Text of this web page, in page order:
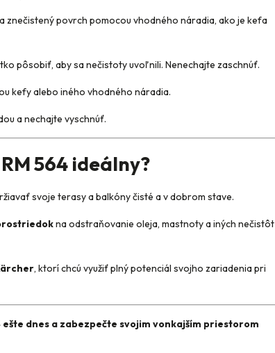
znečistený povrch pomocou vhodného náradia, ako je kefa
pôsobiť, aby sa nečistoty uvoľnili. Nenechajte zaschnúť.
kefy alebo iného vhodného náradia.
a nechajte vyschnúť.
564 ideálny?
svoje terasy a balkóny čisté a v dobrom stave.
na odstraňovanie oleja, mastnoty a iných nečistôt
, ktorí chcú využiť plný potenciál svojho zariadenia pri
dnes a zabezpečte svojim vonkajším priestorom